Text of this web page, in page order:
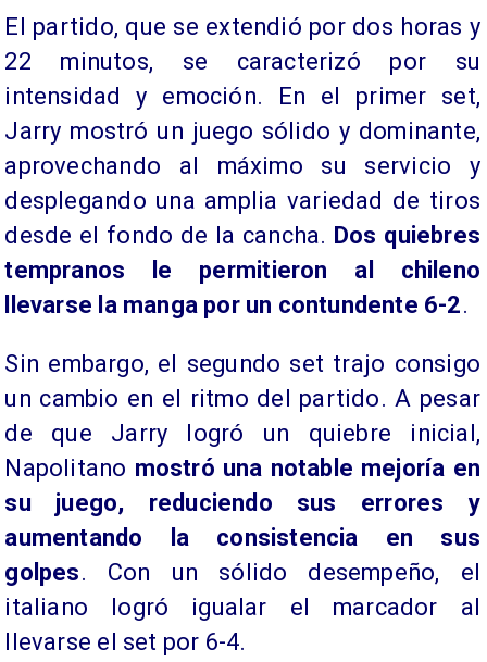
El partido, que se extendió por dos horas y
22 minutos, se caracterizó por su
intensidad y emoción. En el primer set,
Jarry mostró un juego sólido y dominante,
aprovechando al máximo su servicio y
desplegando una amplia variedad de tiros
desde el fondo de la cancha. Dos quiebres
tempranos le permitieron al chileno
llevarse la manga por un contundente 6-2.
Sin embargo, el segundo set trajo consigo
un cambio en el ritmo del partido. A pesar
de que Jarry logró un quiebre inicial,
Napolitano mostró una notable mejoría en
su juego, reduciendo sus errores y
aumentando la consistencia en sus
golpes. Con un sólido desempeño, el
italiano logró igualar el marcador al
llevarse el set por 6-4.